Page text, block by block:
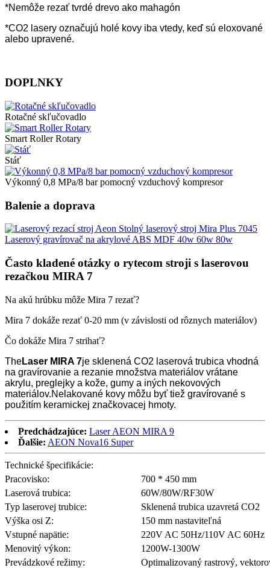
*Nemôže rezať tvrdé drevo ako mahagón
*CO2 lasery označujú holé kovy iba vtedy, keď sú eloxované
alebo upravené.
DOPLNKY
Rotačné skľučovadlo
Smart Roller Rotary
Stáť
Výkonný 0,8 MPa/8 bar pomocný vzduchový kompresor
Balenie a doprava
Často kladené otázky o rytecom stroji s laserovou
rezačkou MIRA 7
Na akú hrúbku môže Mira 7 rezať?
Mira 7 dokáže rezať 0-20 mm (v závislosti od rôznych materiálov)
Čo dokáže Mira 7 strihať?
TheLaser MIRA 7je sklenená CO2 laserová trubica vhodná
na gravírovanie a rezanie množstva materiálov vrátane
akrylu, preglejky a kože, gumy a iných nekovových
materiálov.Nelakované kovy môžu byť tiež gravírované s
použitím keramickej značkovacej hmoty.
Predchádzajúce: Laser AEON MIRA 9
Ďalšie: AEON Nova16 Super
Technické špecifikácie:
Pracovisko:
700 * 450 mm
Laserová trubica:
60W/80W/RF30W
Typ laserovej trubice:
Sklenená trubica uzavretá CO2
Výška osi Z:
150 mm nastaviteľná
Vstupné napätie:
220V AC 50Hz/110V AC 60Hz
Menovitý výkon:
1200W-1300W
Prevádzkové režimy:
Optimalizovaný rastrový,